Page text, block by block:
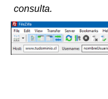
consulta.